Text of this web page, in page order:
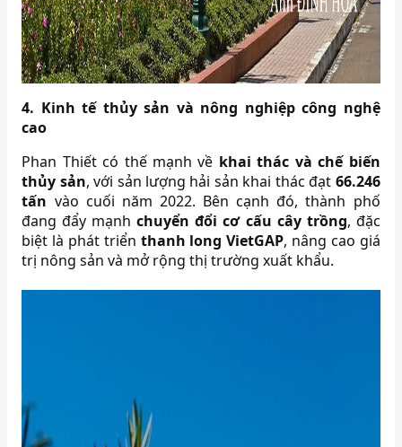
4. Kinh tế thủy sản và nông nghiệp công nghệ
cao
Phan Thiết có thế mạnh về khai thác và chế biến
thủy sản, với sản lượng hải sản khai thác đạt 66.246
tấn vào cuối năm 2022. Bên cạnh đó, thành phố
đang đẩy mạnhchuyển đổi cơ cấu cây trồng, đặc
biệt là phát triển thanh long VietGAP, nâng cao giá
trị nông sản và mở rộng thị trường xuất khẩu.